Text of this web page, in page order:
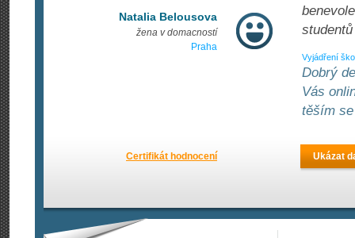
Natalia Belousova
žena v domacností
Praha
Vyjádření
Dobrý
Vás
těším
Certifikát hodnocení Ukázat